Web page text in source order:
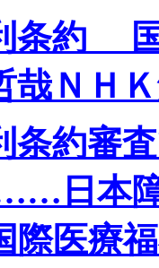
条約
ＮＨ
条約審
日本
際医療